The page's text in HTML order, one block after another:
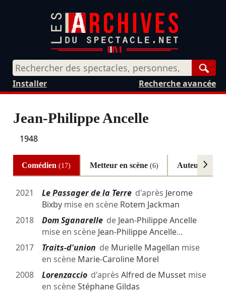
Recherche avancée
Installer
Jean-Philippe Ancelle
1948
Comédien(17) Metteur en scène (6) Auteur(3)
2021 Le Passager de la Terred'après Jerome
Bixbymise en scène Rotem Jackman
2018
Dom Sganarellede Jean-Philippe Ancelle
mise en scène Jean-Philippe Ancelle…
2017
Traits-d'union de Murielle Magellan mise
en scène Marie-Caroline Morel
2008
Lorenzacciod'après Alfred de Mussetmise
en scèneStéphane Gildas